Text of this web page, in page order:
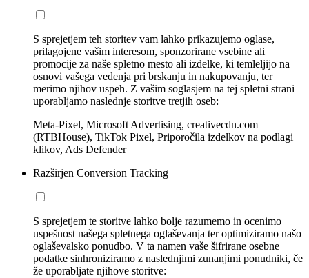
S sprejetjem teh storitev vam lahko prikazujemo oglase,
prilagojene vašim interesom, sponzorirane vsebine ali
promocije za naše spletno mesto ali izdelke, ki temleljijo na
osnovi vašega vedenja pri brskanju in nakupovanju, ter
merimo njihov uspeh. Z vašim soglasjem na tej spletni strani
uporabljamo naslednje storitve tretjih oseb:
Meta-Pixel, Microsoft Advertising, creativecdn.com
(RTBHouse), TikTok Pixel, Priporočila izdelkov na podlagi
klikov, Ads Defender
Razširjen Conversion Tracking
S sprejetjem te storitve lahko bolje razumemo in ocenimo
uspešnost našega spletnega oglaševanja ter optimiziramo našo
oglaševalsko ponudbo. V ta namen vaše šifrirane osebne
podatke sinhroniziramo z naslednjimi zunanjimi ponudniki, če
že uporabljate njihove storitve: